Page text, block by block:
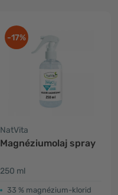
-17%
NatVita
Magnéziumolaj spray
250 ml
33 % magnézium-klorid